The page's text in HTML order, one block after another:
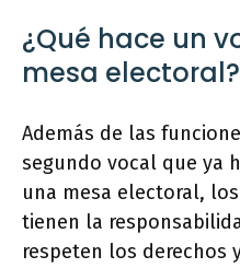
¿Qué hace un
mesa electoral?
Además de las
segundo vocal que ya
una mesa electoral,
tienen la
respeten los derechos